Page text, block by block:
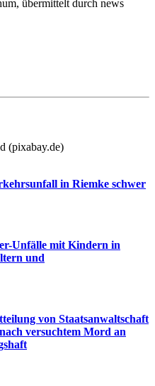
übermittelt durch news
in Riemke schwer
Unfälle mit Kindern in
und
von Staatsanwaltschaft
versuchtem Mord an